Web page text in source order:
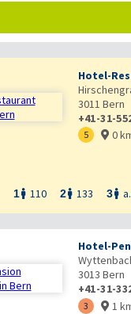
Hotel-
3011 Bern
+41-31-
5  0
1 110 2 133 3
Hotel-
3013 Bern
+41-31-
3  1